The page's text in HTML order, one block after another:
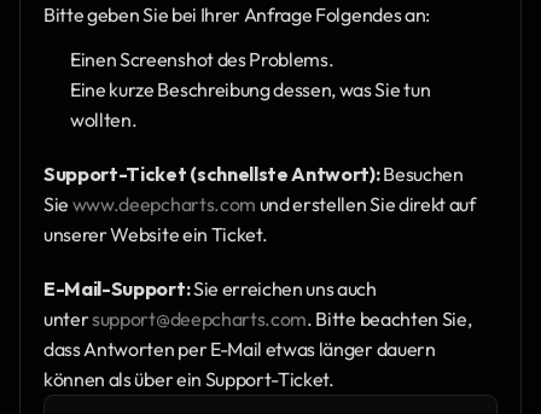
Bitte geben Sie bei Ihrer Anfrage Folgendes an:
Einen Screenshot des Problems.
Eine kurze Beschreibung dessen, was Sie tun
wollten.
Support-Ticket (schnellste Antwort): Besuchen
Sie www.deepcharts.com und erstellen Sie direkt auf
unserer Website ein Ticket.
E-Mail-Support: Sie erreichen uns auch
unter support@deepcharts.com. Bitte beachten Sie,
dass Antworten per E-Mail etwas länger dauern
können als über ein Support-Ticket.